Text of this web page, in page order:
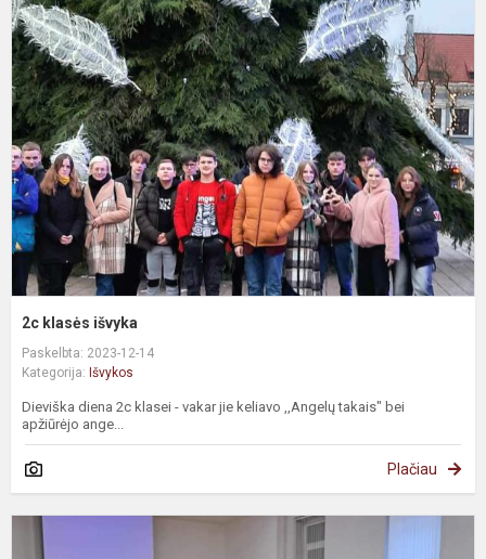
2c klasės išvyka
Paskelbta: 2023-12-14
Kategorija: Išvykos
Dieviška diena 2c klasei - vakar jie keliavo ,,Angelų takais" bei
apžiūrėjo ange...
Plačiau